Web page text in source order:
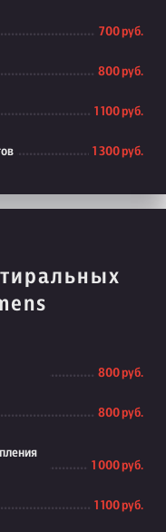
700 руб.
800 руб.
1 100 руб.
1 300 руб.
800 руб.
800 руб.
1 000 руб.
1 100 руб.